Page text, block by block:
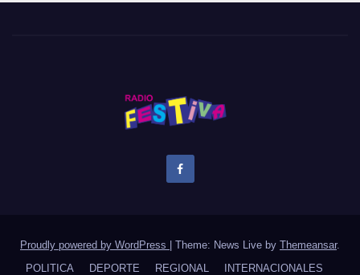
Proudly powered by WordPress | Theme: News Live by Themeansar.
POLITICA
DEPORTE REGIONAL INTERNACIONALES